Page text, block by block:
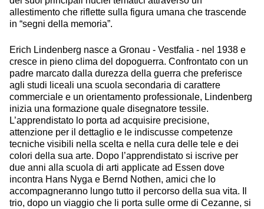
allestimento che riflette sulla figura umana che trascende
in “segni della memoria”.
Erich Lindenberg nasce a Gronau - Vestfalia - nel 1938 e
cresce in pieno clima del dopoguerra. Confrontato con un
padre marcato dalla durezza della guerra che preferisce
agli studi liceali una scuola secondaria di carattere
commerciale e un orientamento professionale, Lindenberg
inizia una formazione quale disegnatore tessile.
L’apprendistato lo porta ad acquisire precisione,
attenzione per il dettaglio e le indiscusse competenze
tecniche visibili nella scelta e nella cura delle tele e dei
colori della sua arte. Dopo l’apprendistato si iscrive per
due anni alla scuola di arti applicate ad Essen dove
incontra Hans Nyga e Bernd Nothen, amici che lo
accompagneranno lungo tutto il percorso della sua vita. Il
trio, dopo un viaggio che li porta sulle orme di Cezanne, si